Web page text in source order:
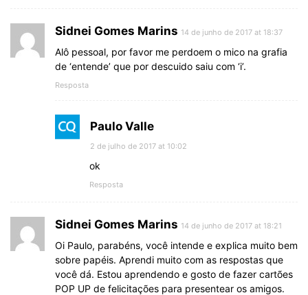
Sidnei Gomes Marins 14 de junho de 2017 at 18:37
Alô pessoal, por favor me perdoem o mico na grafia
de ‘entende’ que por descuido saiu com ‘i’.
Resposta
Paulo Valle
2 de julho de 2017 at 10:02
ok
Resposta
Sidnei Gomes Marins 14 de junho de 2017 at 18:21
Oi Paulo, parabéns, você intende e explica muito bem
sobre papéis. Aprendi muito com as respostas que
você dá. Estou aprendendo e gosto de fazer cartões
POP UP de felicitações para presentear os amigos.